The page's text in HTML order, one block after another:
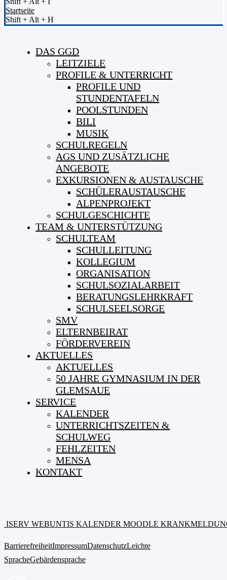
Startseite
Shift + Alt + H
DAS GGD
LEITZIELE
PROFILE & UNTERRICHT
PROFILE UND
STUNDENTAFELN
POOLSTUNDEN
BILI
MUSIK
SCHULREGELN
AGS UND ZUSÄTZLICHE
ANGEBOTE
EXKURSIONEN & AUSTAUSCHE
SCHÜLERAUSTAUSCHE
ALPENPROJEKT
SCHULGESCHICHTE
TEAM & UNTERSTÜTZUNG
SCHULTEAM
SCHULLEITUNG
KOLLEGIUM
ORGANISATION
SCHULSOZIALARBEIT
BERATUNGSLEHRKRAFT
SCHULSEELSORGE
SMV
ELTERNBEIRAT
FÖRDERVEREIN
AKTUELLES
AKTUELLES
50 JAHRE GYMNASIUM IN DER
GLEMSAUE
SERVICE
KALENDER
UNTERRICHTSZEITEN &
SCHULWEG
FEHLZEITEN
MENSA
KONTAKT
ISERV WEBUNTIS KALENDER MOODLE
BarrierefreiheitImpressumDatenschutzLeichte
SpracheGebärdensprache